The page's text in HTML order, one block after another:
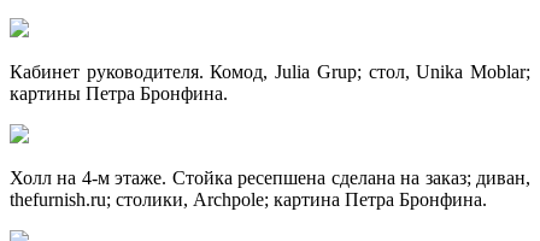
Кабинет руководителя. Комод, Julia Grup; стол, Unika Moblar;
картины Петра Бронфина.
Холл на 4-м этаже. Стойка ресепшена сделана на заказ; диван,
thefurnish.ru; столики, Archpole; картина Петра Бронфина.